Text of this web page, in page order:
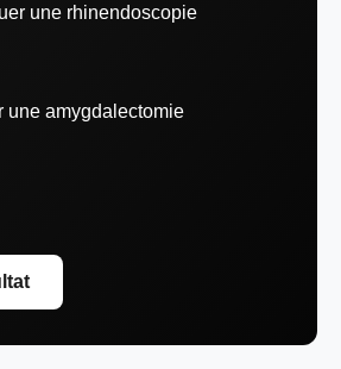
une rhinendoscopie
une amygdalectomie